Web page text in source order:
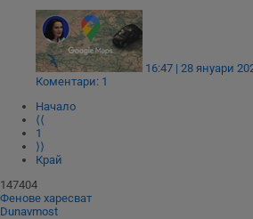
16:47 | 28 януари
Коментари: 1
Начало
⟨⟨
1
⟩⟩
Край
147404
Фенове харесват
Dunavmost